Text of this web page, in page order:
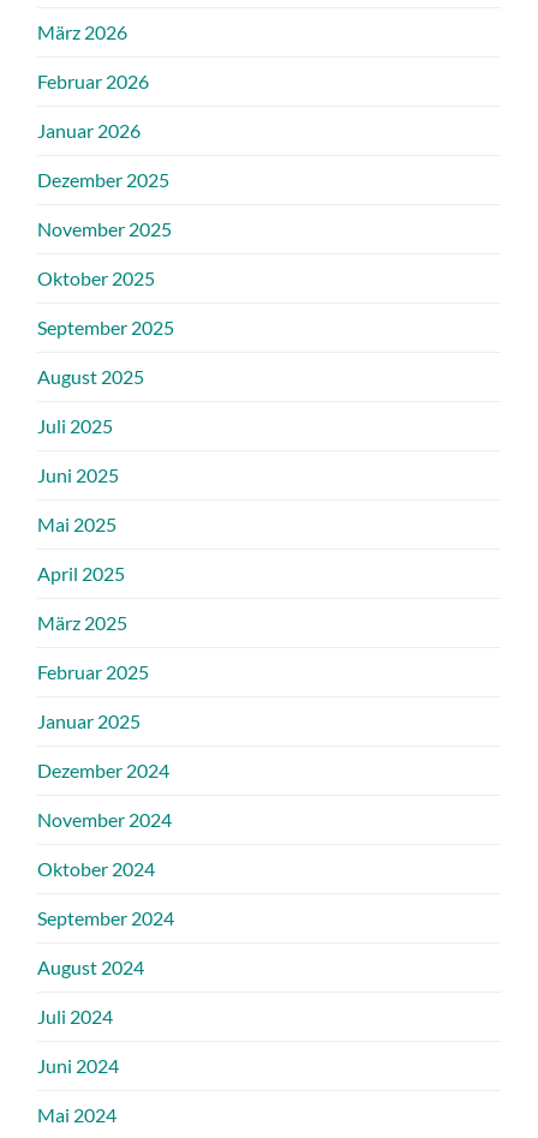
März 2026
Februar 2026
Januar 2026
Dezember 2025
November 2025
Oktober 2025
September 2025
August 2025
Juli 2025
Juni 2025
Mai 2025
April 2025
März 2025
Februar 2025
Januar 2025
Dezember 2024
November 2024
Oktober 2024
September 2024
August 2024
Juli 2024
Juni 2024
Mai 2024